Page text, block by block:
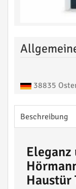
38835
Beschreibung
Haustür